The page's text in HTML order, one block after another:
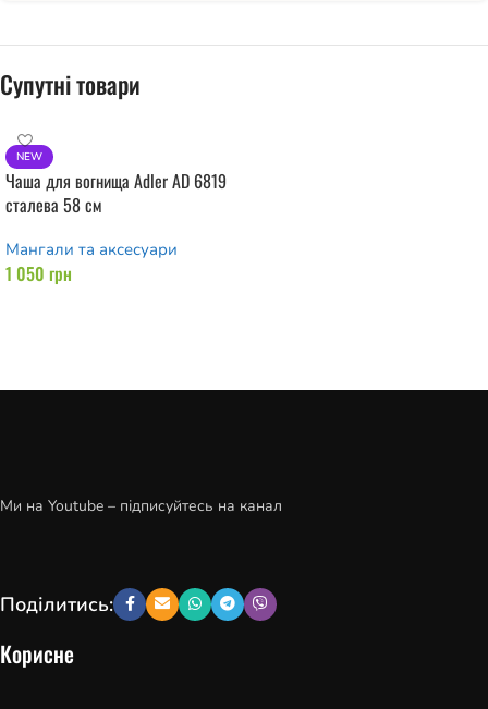
Супутні товари
NEW
Чаша для вогнища Adler AD 6819
сталева 58 см
Мангали та аксесуари
1 050 грн
Ми на Youtube – підписуйтесь на канал
Поділитись:
Корисне